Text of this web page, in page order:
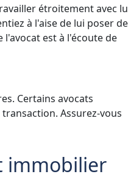
étroitement avec
à l'aise de lui poser
est à l'écoute de
Certains avocats
Assurez-vous
immobilier